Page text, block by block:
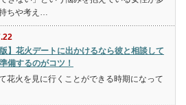
ちや考え…
版】花火デートに出かけるなら彼と相談して
備するのがコツ！
花火を見に行くことができる時期になって